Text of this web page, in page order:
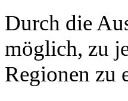
Durch die
möglich, zu
Regionen zu